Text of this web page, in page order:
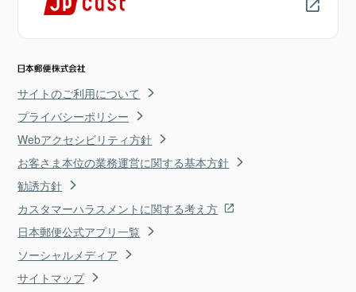
サイトのご利用について
プライバシーポリシー
Webアクセシビリティ方針
お客さま本位の業務運営に関する基本方針
勧誘方針
カスタマーハラスメントに関する考え方
日本郵便公式アプリ一覧
ソーシャルメディア
サイトマップ